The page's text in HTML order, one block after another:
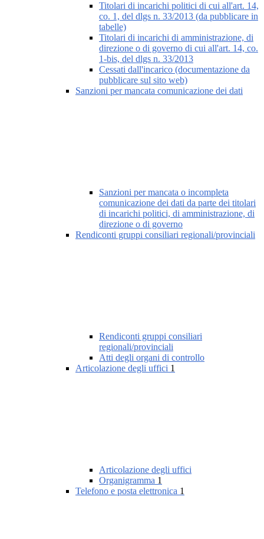
Titolari di incarichi politici di cui all'art. 14,
co. 1, del dlgs n. 33/2013 (da pubblicare in
tabelle)
Titolari di incarichi di amministrazione, di
direzione o di governo di cui all'art. 14, co.
1-bis, del dlgs n. 33/2013
Cessati dall'incarico (documentazione da
pubblicare sul sito web)
Sanzioni per mancata comunicazione dei dati
Sanzioni per mancata o incompleta
comunicazione dei dati da parte dei titolari
di incarichi politici, di amministrazione, di
direzione o di governo
Rendiconti gruppi consiliari regionali/provinciali
Rendiconti gruppi consiliari
regionali/provinciali
Atti degli organi di controllo
Articolazione degli uffici 1
Articolazione degli uffici
Organigramma 1
Telefono e posta elettronica 1